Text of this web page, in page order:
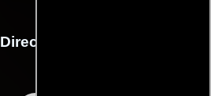
Dirección